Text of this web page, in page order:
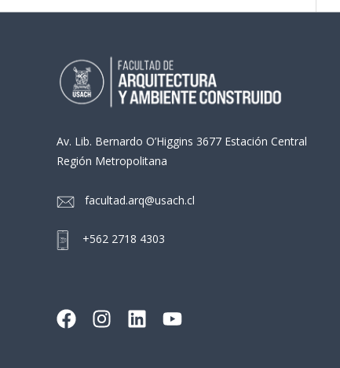
Av. Lib. Bernardo O’Higgins 3677 Estación Central
Región Metropolitana
facultad.arq@usach.cl
+562 2718 4303